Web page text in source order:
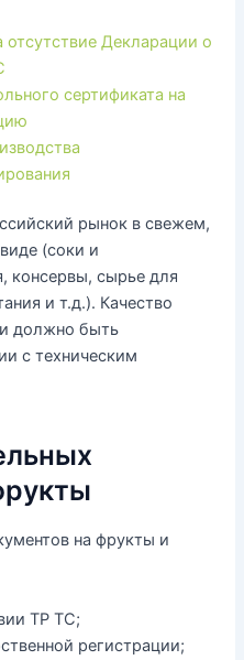
отсутствие Декларации о
сертификата на
рынок в свежем,
(соки и
консервы, сырье для
и т.д.). Качество
должно быть
с техническим
на фрукты и
ТР ТС;
регистрации;